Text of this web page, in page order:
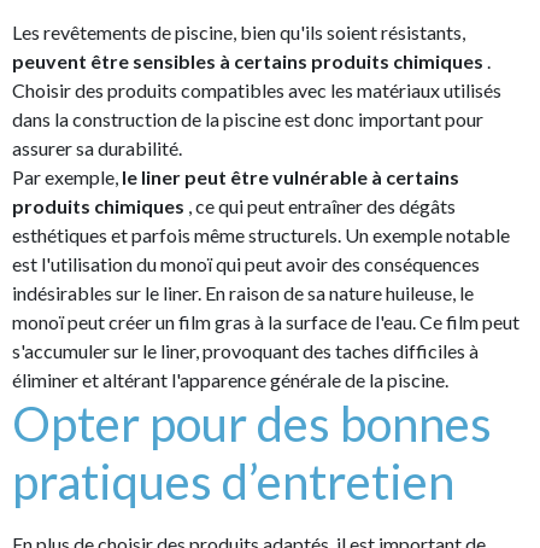
Les revêtements de piscine, bien qu'ils soient résistants,
peuvent être sensibles à certains produits chimiques .
Choisir des produits compatibles avec les matériaux utilisés
dans la construction de la piscine est donc important pour
assurer sa durabilité.
Par exemple, le liner peut être vulnérable à certains
produits chimiques , ce qui peut entraîner des dégâts
esthétiques et parfois même structurels. Un exemple notable
est l'utilisation du monoï qui peut avoir des conséquences
indésirables sur le liner. En raison de sa nature huileuse, le
monoï peut créer un film gras à la surface de l'eau. Ce film peut
s'accumuler sur le liner, provoquant des taches difficiles à
éliminer et altérant l'apparence générale de la piscine.
Opter pour des bonnes
pratiques d’entretien